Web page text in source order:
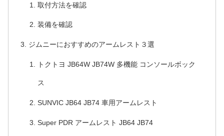
取付方法を確認
装備を確認
ジムニーにおすすめのアームレスト３選
トクトヨ JB64W JB74W 多機能 コンソールボック
ス
SUNVIC JB64 JB74 車用アームレスト
Super PDR アームレスト JB64 JB74